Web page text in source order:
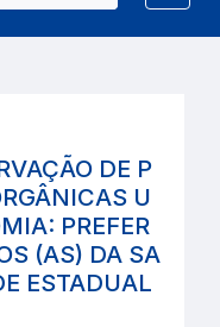
DE P
U
PREFER
(AS) DA SA
ESTADUAL